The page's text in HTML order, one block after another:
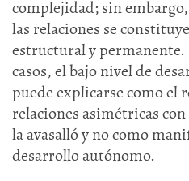
complejidad; sin
las relaciones se
estructural y
casos, el bajo nivel de
puede explicarse como el
relaciones asimétricas
la avasalló y no como
desarrollo autónomo.